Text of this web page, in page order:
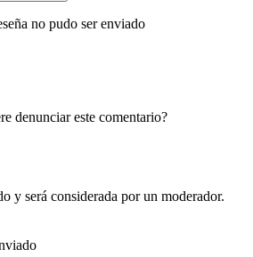
no pudo ser enviado
denunciar este comentario?
y será considerada por un moderador.